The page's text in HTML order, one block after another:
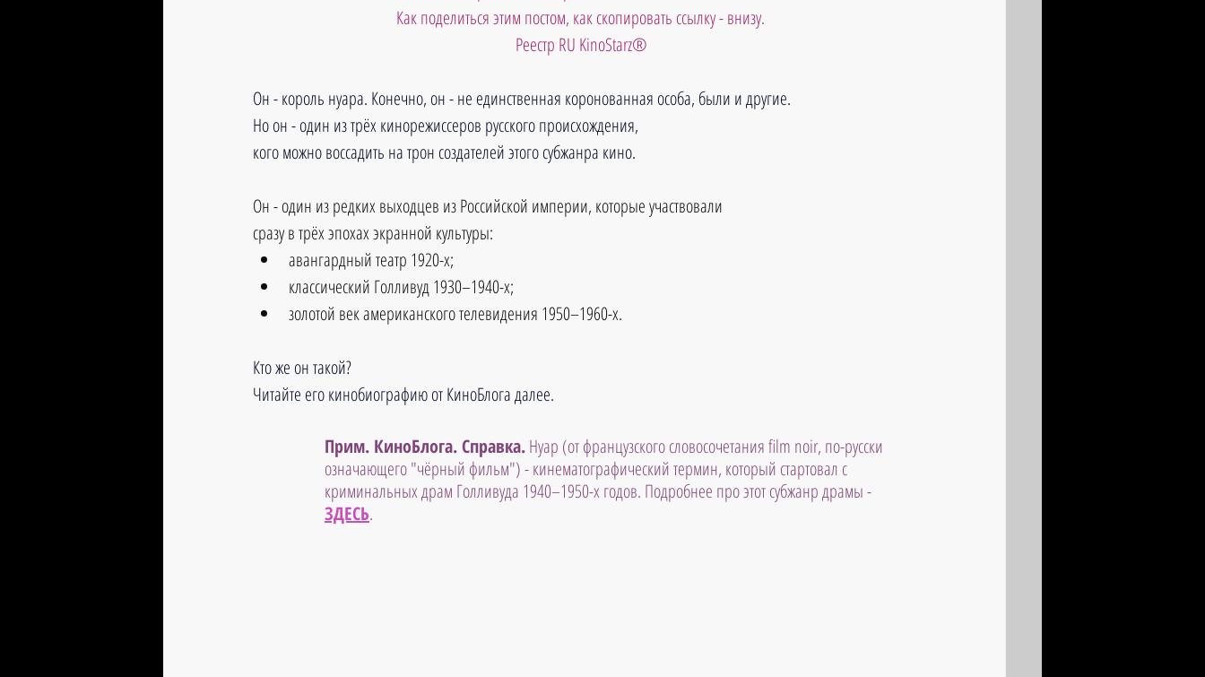
Как поделиться этим постом, как скопировать ссылку - внизу.
Реестр RU KinoStarz®
Он - король нуара. Конечно, он - не единственная коронованная особа, были и другие.
Но он - один из трёх кинорежиссеров русского происхождения,
кого можно воссадить на трон создателей этого субжанра кино.
Он - один из редких выходцев из Российской империи, которые участвовали
сразу в трёх эпохах экранной культуры:
авангардный театр 1920-х;
классический Голливуд 1930–1940-х;
золотой век американского телевидения 1950–1960-х.
Кто же он такой?
Читайте его кинобиографию от КиноБлога далее.
Прим. КиноБлога. Справка. Нуар (от французского словосочетания film noir, по-русски
означающего "чёрный фильм") - кинематографический термин, который стартовал с
криминальных драм Голливуда 1940–1950-х годов. Подробнее про этот субжанр драмы -
ЗДЕСЬ.